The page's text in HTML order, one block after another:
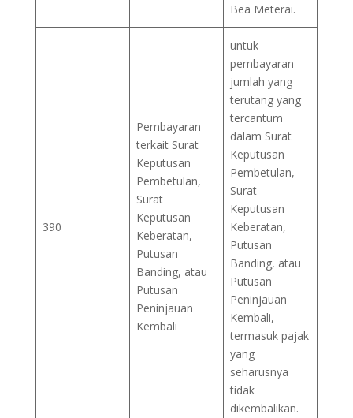
Bea Meterai.
390
Pembayaran
terkait Surat
Keputusan
Pembetulan,
Surat
Keputusan
Keberatan,
Putusan
Banding, atau
Putusan
Peninjauan
Kembali
untuk
pembayaran
jumlah yang
terutang yang
tercantum
dalam Surat
Keputusan
Pembetulan,
Surat
Keputusan
Keberatan,
Putusan
Banding, atau
Putusan
Peninjauan
Kembali,
termasuk pajak
yang
seharusnya
tidak
dikembalikan.